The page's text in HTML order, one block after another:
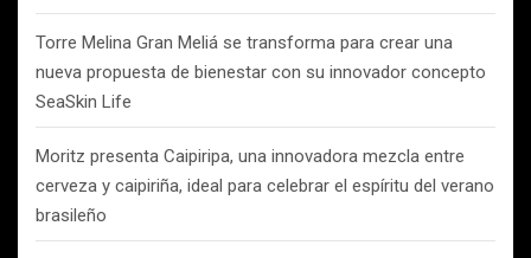
Torre Melina Gran Meliá se transforma para crear una
nueva propuesta de bienestar con su innovador concepto
SeaSkin Life
Moritz presenta Caipiripa, una innovadora mezcla entre
cerveza y caipiriña, ideal para celebrar el espíritu del verano
brasileño